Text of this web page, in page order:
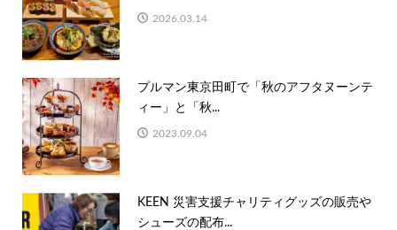
2026.03.14
プルマン東京田町で「秋のアフタヌーンテ
ィー」と「秋...
2023.09.04
KEEN 災害支援チャリティグッズの販売や
シューズの配布...